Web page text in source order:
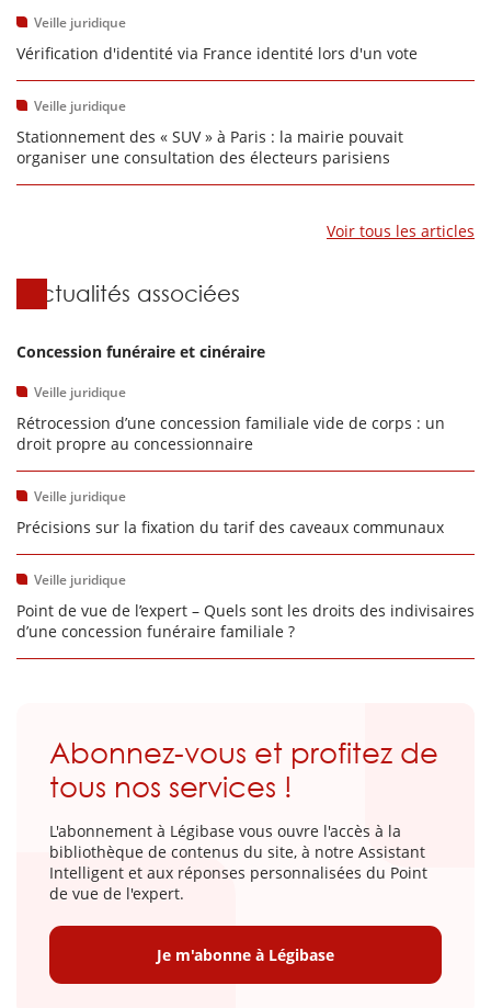
Veille juridique
Vérification d'identité via France identité lors d'un vote
Veille juridique
Stationnement des « SUV » à Paris : la mairie pouvait
organiser une consultation des électeurs parisiens
Voir tous les articles
Actualités associées
Concession funéraire et cinéraire
Veille juridique
Rétrocession d’une concession familiale vide de corps : un
droit propre au concessionnaire
Veille juridique
Précisions sur la fixation du tarif des caveaux communaux
Veille juridique
Point de vue de l’expert – Quels sont les droits des indivisaires
d’une concession funéraire familiale ?
Abonnez-vous et profitez de
tous nos services !
L'abonnement à Légibase vous ouvre l'accès à la
bibliothèque de contenus du site, à notre Assistant
Intelligent et aux réponses personnalisées du Point
de vue de l'expert.
Je m'abonne à Légibase